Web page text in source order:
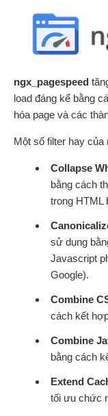
ngx_pagespeed
load đáng kể bằng
hóa page và các
Một số filter hay của
Collapse
bằng cách
trong HTML
sử dụng
Javascript
Google).
Combine
cách kết
Combine
bằng cách
Extend
tối ưu chức